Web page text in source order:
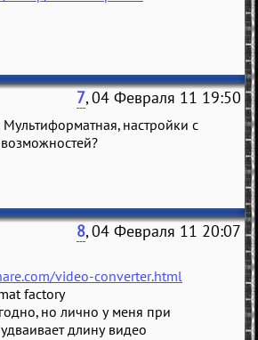
7, 04 Февраля 11 19:50
настройки с
8, 04 Февраля 11 20:07
video-converter.html
factory
но лично у меня при
длину видео